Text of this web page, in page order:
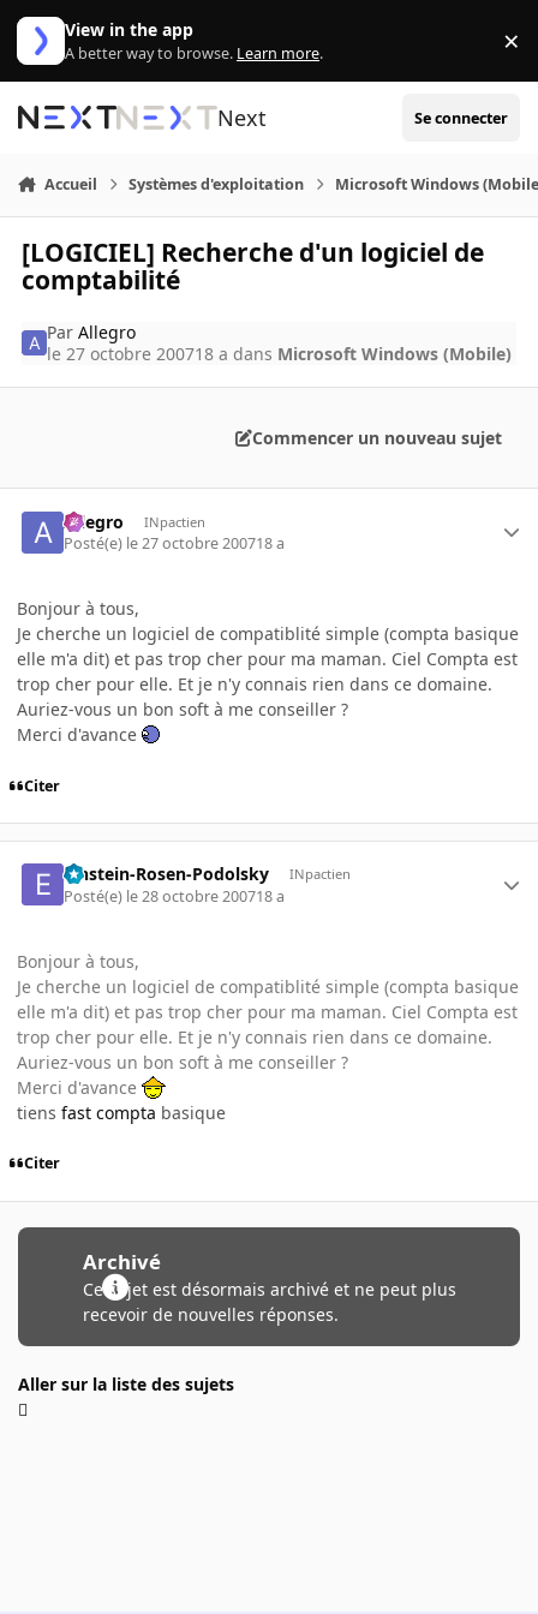
Aller au contenu
View in the app
A better way to browse. Learn more. ×
Next Se connecter
Accueil Systèmes d'exploitation Microsoft Windows
[LOGICIEL] Recherche d'un logiciel de
comptabilité
ParAllegro
le 27 octobre 200718 a dans Microsoft Windows (Mobile)
Commencer un nouveau sujet
Allegro INpactien
Posté(e) le 27 octobre 200718 a
Bonjour à tous,
Je cherche un logiciel de compatiblité simple (compta basique
elle m'a dit) et pas trop cher pour ma maman. Ciel Compta est
trop cher pour elle. Et je n'y connais rien dans ce domaine.
Auriez-vous un bon soft à me conseiller ?
Merci d'avance
Citer
Einstein-Rosen-Podolsky INpactien
Posté(e) le 28 octobre 200718 a
Bonjour à tous,
Je cherche un logiciel de compatiblité simple (compta basique
elle m'a dit) et pas trop cher pour ma maman. Ciel Compta est
trop cher pour elle. Et je n'y connais rien dans ce domaine.
Auriez-vous un bon soft à me conseiller ?
Merci d'avance
tiens fast compta basique
Citer
Archivé
Ce sujet est désormais archivé et ne peut plus
recevoir de nouvelles réponses.
Aller sur la liste des sujets